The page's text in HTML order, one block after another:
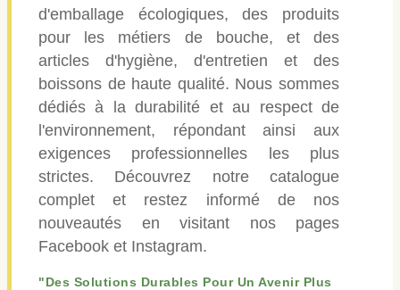
d'emballage écologiques, des produits
pour les métiers de bouche, et des
articles d'hygiène, d'entretien et des
boissons de haute qualité. Nous sommes
dédiés à la durabilité et au respect de
l'environnement, répondant ainsi aux
exigences professionnelles les plus
strictes. Découvrez notre catalogue
complet et restez informé de nos
nouveautés en visitant nos pages
Facebook et Instagram.
"Des Solutions Durables Pour Un Avenir Plus